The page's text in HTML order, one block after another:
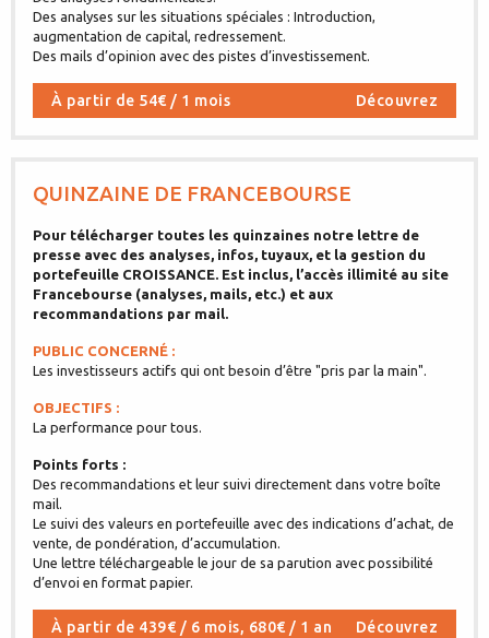
Des analyses sur les situations spéciales : Introduction,
augmentation de capital, redressement.
Des mails d’opinion avec des pistes d’investissement.
À partir de 54€ / 1 mois Découvrez
QUINZAINE DE FRANCEBOURSE
Pour télécharger toutes les quinzaines notre lettre de
presse avec des analyses, infos, tuyaux, et la gestion du
portefeuille CROISSANCE. Est inclus, l’accès illimité au site
Francebourse (analyses, mails, etc.) et aux
recommandations par mail.
PUBLIC CONCERNÉ :
Les investisseurs actifs qui ont besoin d’être "pris par la main".
OBJECTIFS :
La performance pour tous.
Points forts :
Des recommandations et leur suivi directement dans votre boîte
mail.
Le suivi des valeurs en portefeuille avec des indications d’achat, de
vente, de pondération, d’accumulation.
Une lettre téléchargeable le jour de sa parution avec possibilité
d’envoi en format papier.
À partir de 439€ / 6 mois, 680€ / 1 an Découvrez